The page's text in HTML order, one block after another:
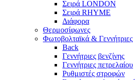
Σειρά LONDON
Σειρά RHYME
Διάφορα
Θερμοσίφωνες
Φωτοβολταϊκά & Γεννήτριες
Back
Γεννήτριες βενζίνης
Γεννήτριες πετρελαίου
Ρυθμιστές στροφών